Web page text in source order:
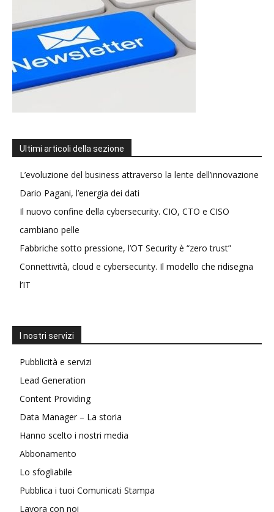
Ultimi articoli della sezione
L’evoluzione del business attraverso la lente dell’innovazione
Dario Pagani, l’energia dei dati
Il nuovo confine della cybersecurity. CIO, CTO e CISO
cambiano pelle
Fabbriche sotto pressione, l’OT Security è “zero trust”
Connettività, cloud e cybersecurity. Il modello che ridisegna
l’IT
I nostri servizi
Pubblicità e servizi
Lead Generation
Content Providing
Data Manager – La storia
Hanno scelto i nostri media
Abbonamento
Lo sfogliabile
Pubblica i tuoi Comunicati Stampa
Lavora con noi